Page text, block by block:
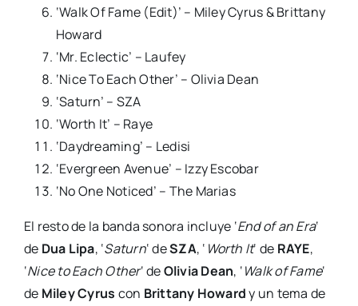
‘Walk Of Fame (Edit)’ – Miley Cyrus & Brittany
Howard
‘Mr. Eclectic’ – Laufey
‘Nice To Each Other’ – Olivia Dean
‘Saturn’ – SZA
‘Worth It’ – Raye
‘Daydreaming’ – Ledisi
‘Evergreen Avenue’ – Izzy Escobar
‘No One Noticed’ – The Marias
El resto de la banda sonora incluye ‘End of an Era‘
de Dua Lipa, ‘Saturn‘ deSZA, ‘ Worth It‘ de RAYE,
‘Nice to Each Other‘ deOlivia Dean, ‘Walk of Fame‘
de Miley Cyrus con Brittany Howardy un tema de